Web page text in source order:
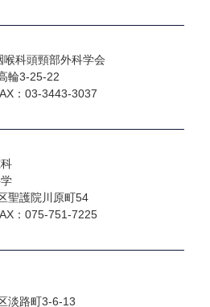
科頭頸部外科学会
輪3-25-22
：03-3443-3037
聖護院川原町54
：075-751-7225
淡路町3-6-13